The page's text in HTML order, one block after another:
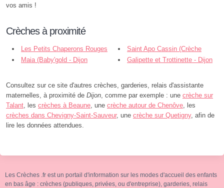
vos amis !
Crèches à proximité
Les Petits Chaperons Rouges
la P'tite Hirondelle (Dsp - Dijon
Saint Apo Cassin (Crèche
Attitude - Saint-Apollinaire
Maia (Baby'gold - Dijon Galipette et Trottinette - Dijon
Consultez sur ce site d'autres crèches, garderies, relais d'assistante
maternelles, à proximité de Dijon, comme par exemple : une crèche sur
Talant, les crèches à Beaune, une crèche autour de Chenôve, les
crèches dans Chevigny-Saint-Sauveur, une crèche sur Quetigny, afin de
lire les données attendues.
Les Crèches .fr est un portail d'information sur les modes d'accueil des enfants
en bas âge : crèches (publiques, privées, ou d'entreprise), garderies, relais